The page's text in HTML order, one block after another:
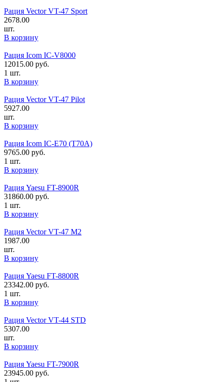
Рация Vector VT-47 Sport
2678.00
шт.
В корзину
Рация Icom IC-V8000
12015.00 руб.
1 шт.
В корзину
Рация Vector VT-47 Pilot
5927.00
шт.
В корзину
Рация Icom IC-E70 (T70A)
9765.00 руб.
1 шт.
В корзину
Рация Yaesu FT-8900R
31860.00 руб.
1 шт.
В корзину
Рация Vector VT-47 M2
1987.00
шт.
В корзину
Рация Yaesu FT-8800R
23342.00 руб.
1 шт.
В корзину
Рация Vector VT-44 STD
5307.00
шт.
В корзину
Рация Yaesu FT-7900R
23945.00 руб.